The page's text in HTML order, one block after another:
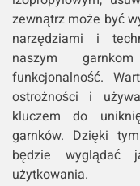
zewnątrz może być
narzędziami i
naszym
funkcjonalność.
ostrożności i
kluczem do
garnków. Dzięki
będzie
użytkowania.